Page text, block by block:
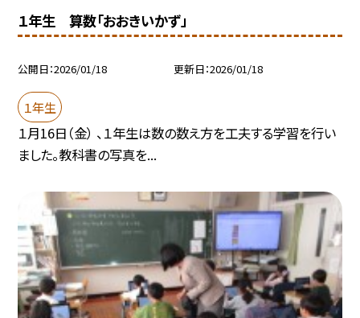
１年生 算数「おおきいかず」
公開日 2026/01/18 更新日 2026/01/18
１年生
１月16日（金） 、１年生は数の数え方を工夫する学習を行い
ました。教科書の写真を...